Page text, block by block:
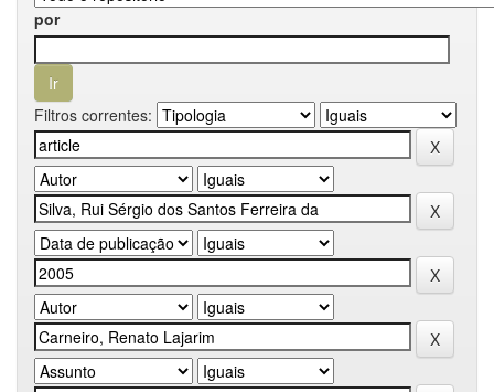
por
Filtros correntes: